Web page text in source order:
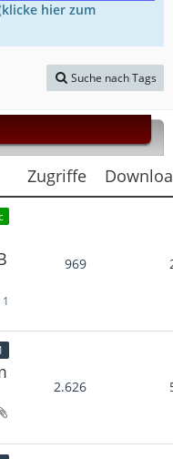
klicke hier zum
Suche nach Tags
Zugriffe
1
969
2.626